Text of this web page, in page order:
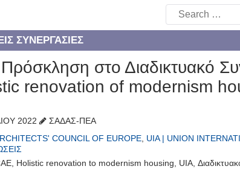
Search
for:
ΣΥΝΕΡΓΑΣΊΕΣ
στο Διαδικτυακό
renovation of modernism
2022
ΣΑΔΑΣ-ΠΕΑ
COUNCIL OF EUROPE, UIA | UNION
, Holistic renovation to modernism housing, UIA,